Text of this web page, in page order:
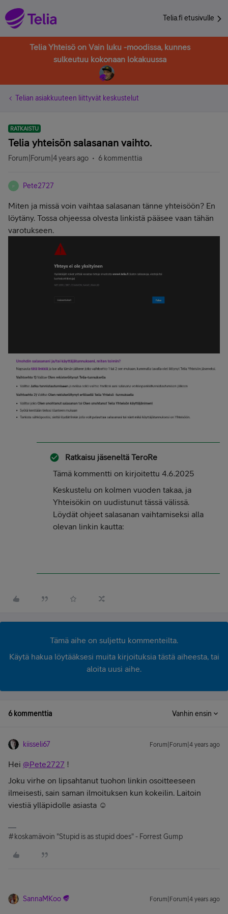
Telia.fi etusivulle
Telia Yhteisö on Vain luku -moodissa, kunnes
sulkeutuu kokonaan lokakuussa
Telian asiakkuuteen liittyvät keskustelut
RATKAISTU
Telia yhteisön salasanan vaihto.
Forum|Forum|4 years ago 6 kommenttia
P Pete2727
Miten ja missä voin vaihtaa salasanan tänne yhteisöön? En
löytäny. Tossa ohjeessa olvesta linkistä pääsee vaan tähän
varotukseen.
Ratkaisu jäseneltä TeroRe
Tämä kommentti on kirjoitettu 4.6.2025
Keskustelu on kolmen vuoden takaa, ja
Yhteisökin on uudistunut tässä välissä.
Löydät ohjeet salasanan vaihtamiseksi alla
olevan linkin kautta:
Tämä aihe on suljettu kommenteilta.
Käytä hakua löytääksesi muita kirjoituksia tästä aiheesta, tai
aloita uusi aihe.
6 kommenttia Vanhin ensin
kiisseli67 Forum|Forum|4 years ago
Hei @Pete2727 !
Joku virhe on lipsahtanut tuohon linkin osoitteeseen
ilmeisesti, sain saman ilmoituksen kun kokeilin. Laitoin
viestiä ylläpidolle asiasta ☺️
#koskamävoin "Stupid is as stupid does" - Forrest Gump
SannaMKoo Forum|Forum|4 years ago